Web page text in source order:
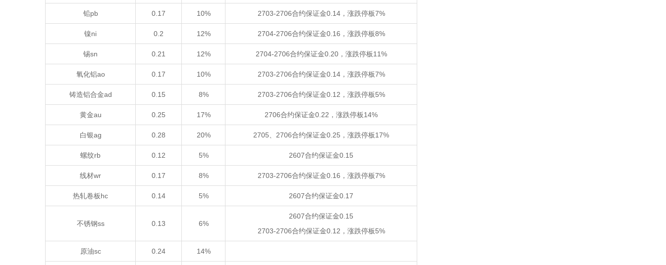
铅pb 0.17 10% 2703-2706合约保证金0.14，涨跌停板7%
镍ni 0.2 12% 2704-2706合约保证金0.16，涨跌停板8%
锡sn 0.21 12% 2704-2706合约保证金0.20，涨跌停板11%
氧化铝ao 0.17 10% 2703-2706合约保证金0.14，涨跌停板7%
铸造铝合金ad 0.15 8% 2703-2706合约保证金0.12，涨跌停板5%
黄金au 0.25 17% 2706合约保证金0.22，涨跌停板14%
白银ag 0.28 20% 2705、2706合约保证金0.25，涨跌停板17%
螺纹rb 0.12 5% 2607合约保证金0.15
线材wr 0.17 8% 2703-2706合约保证金0.16，涨跌停板7%
热轧卷板hc 0.14 5% 2607合约保证金0.17
不锈钢ss 0.13 6%
2607合约保证金0.15
2703-2706合约保证金0.12，涨跌停板5%
原油sc 0.24 14%